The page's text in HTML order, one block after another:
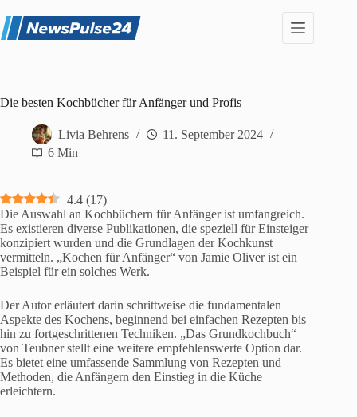
Inhalt
springen
Die besten Kochbücher für Anfänger und Profis
Livia Behrens
11. September 2024
6 Min
4.4 (17)
Die Auswahl an Kochbüchern für Anfänger ist umfangreich.
Es existieren diverse Publikationen, die speziell für Einsteiger
konzipiert wurden und die Grundlagen der Kochkunst
vermitteln. „Kochen für Anfänger“ von Jamie Oliver ist ein
Beispiel für ein solches Werk.
Der Autor erläutert darin schrittweise die fundamentalen
Aspekte des Kochens, beginnend bei einfachen Rezepten bis
hin zu fortgeschrittenen Techniken. „Das Grundkochbuch“
von Teubner stellt eine weitere empfehlenswerte Option dar.
Es bietet eine umfassende Sammlung von Rezepten und
Methoden, die Anfängern den Einstieg in die Küche
erleichtern.